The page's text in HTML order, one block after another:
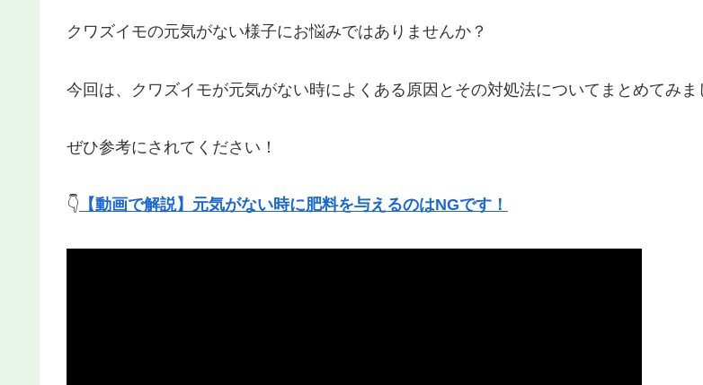
クワズイモの元気がない様子にお悩みではありませんか？
今回は、クワズイモが元気がない時によくある原因とその対処法についてまとめてみま
ぜひ参考にされてください！
👇 【動画で解説】元気がない時に肥料を与えるのはNGです！